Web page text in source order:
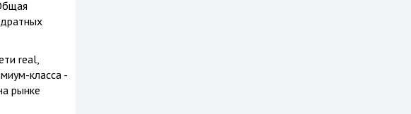
real,
класса -
рынке